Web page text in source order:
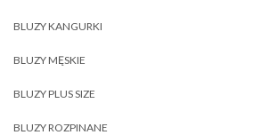
BLUZY KANGURKI
BLUZY MĘSKIE
BLUZY PLUS SIZE
BLUZY ROZPINANE